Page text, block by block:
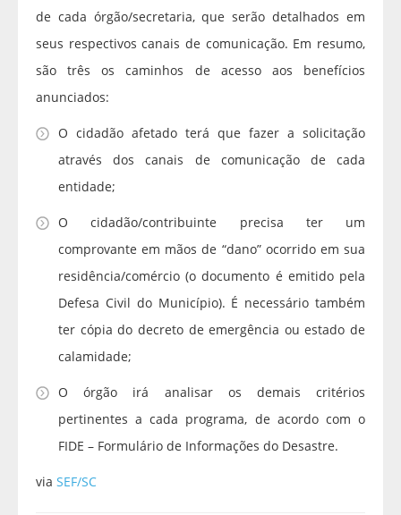
de cada órgão/secretaria, que serão detalhados em
seus respectivos canais de comunicação. Em resumo,
são três os caminhos de acesso aos benefícios
anunciados:
O cidadão afetado terá que fazer a solicitação
através dos canais de comunicação de cada
entidade;
O cidadão/contribuinte precisa ter um
comprovante em mãos de “dano” ocorrido em sua
residência/comércio (o documento é emitido pela
Defesa Civil do Município). É necessário também
ter cópia do decreto de emergência ou estado de
calamidade;
O órgão irá analisar os demais critérios
pertinentes a cada programa, de acordo com o
FIDE – Formulário de Informações do Desastre.
via SEF/SC